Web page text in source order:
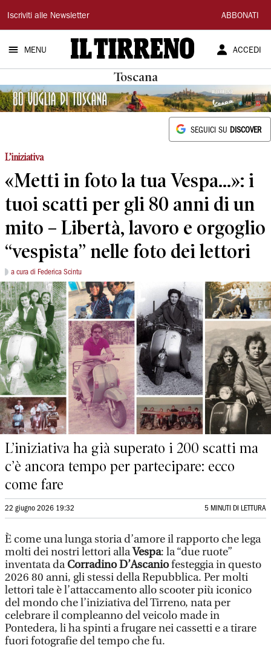
Il
Tirreno
Iscriviti alle Newsletter ABBONATI
MENU ACCEDI
Toscana
SEGUICI SU DISCOVER
L’iniziativa
«Metti in foto la tua Vespa...»: i
tuoi scatti per gli 80 anni di un
mito – Libertà, lavoro e orgoglio
“vespista” nelle foto dei lettori
a cura di Federica Scintu
L’iniziativa ha già superato i 200 scatti ma
c’è ancora tempo per partecipare: ecco
come fare
22 giugno 2026 19:32 5 MINUTI DI LETTURA
È come una lunga storia d’amore il rapporto che lega
molti dei nostri lettori allaVespa: la “due ruote”
inventata daCorradino D’Ascaniofesteggia in questo
2026 80 anni, gli stessi della Repubblica. Per molti
lettori tale è l’attaccamento allo scooter più iconico
del mondo che l’iniziativa del Tirreno, nata per
celebrare il compleanno del veicolo made in
Pontedera, li ha spinti a frugare nei cassetti e a tirare
fuori fotografie del tempo che fu.